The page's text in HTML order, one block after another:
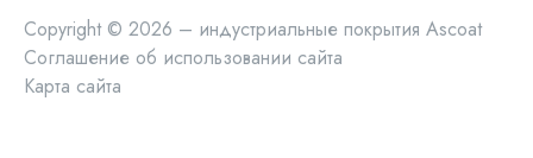
Copyright © 2026 – индустриальные покрытия Ascoat
Соглашение об использовании сайта
Карта сайта